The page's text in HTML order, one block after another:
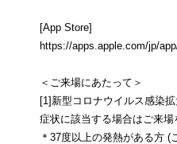
[App Store]
https://apps.apple.com/jp/
＜ご来場にあたって＞
[1]新型コロナウイルス感染
症状に該当する場合はご来場
＊37度以上の発熱がある方 (